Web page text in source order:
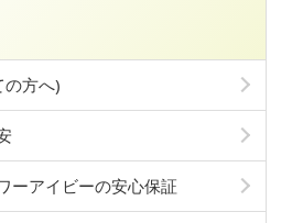
方へ)
ーアイビーの安心保証